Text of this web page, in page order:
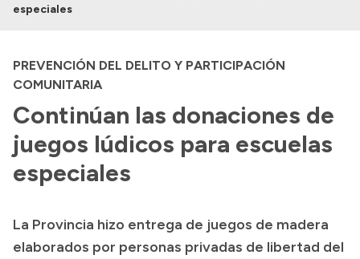
Institucional
Autoridades
Delegaciones
Consultorios Propios
Presentación CV
Inversión en Salud
especiales
PREVENCIÓN DEL DELITO Y PARTICIPACIÓN
COMUNITARIA
Continúan las donaciones de
juegos lúdicos para escuelas
especiales
La Provincia hizo entrega de juegos de madera
elaborados por personas privadas de libertad del